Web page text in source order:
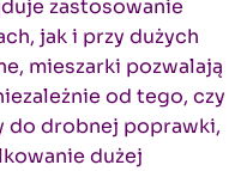
zastosowanie
jak i przy dużych
mieszarki pozwalają
od tego, czy
do drobnej poprawki,
dużej